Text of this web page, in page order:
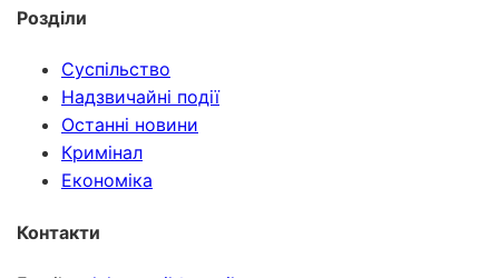
Розділи
Суспільство
Надзвичайні події
Останні новини
Кримінал
Економіка
Контакти